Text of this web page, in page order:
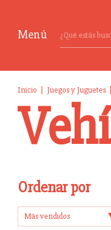
Menú
Inicio Juegos y Juguetes
Ordenar por